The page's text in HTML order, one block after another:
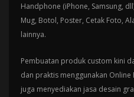
Handphone (iPhone, Samsung,
Mug, Botol, Poster, Cetak Foto,
lainnya.
Pembuatan produk custom kini
dan praktis menggunakan
juga menyediakan jasa desain